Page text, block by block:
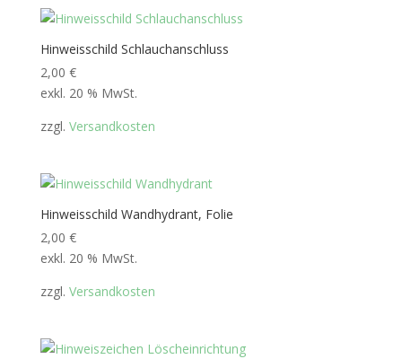
Hinweisschild Schlauchanschluss
2,00 €
exkl. 20 % MwSt.
zzgl. Versandkosten
Hinweisschild Wandhydrant, Folie
2,00 €
exkl. 20 % MwSt.
zzgl. Versandkosten